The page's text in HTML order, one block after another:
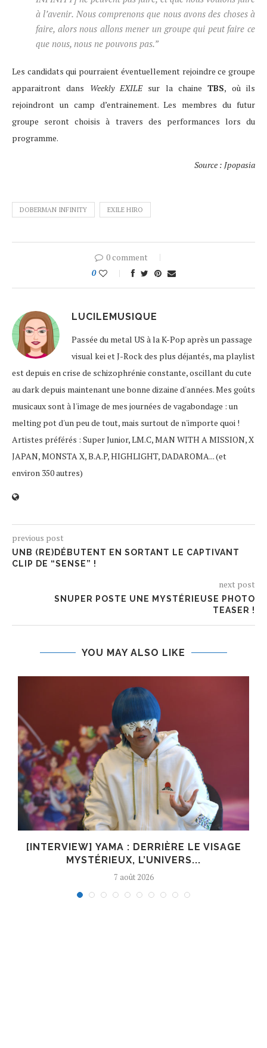
à l’avenir. Nous comprenons que nous avons des choses à
faire, alors nous allons mener un groupe qui peut faire ce
que nous, nous ne pouvons pas.”
Les candidats qui pourraient éventuellement rejoindre ce groupe
apparaitront dans Weekly EXILEsur la chaineTBS, où ils
rejoindront un camp d’entrainement. Les membres du futur
groupe seront choisis à travers des performances lors du
programme.
Source : Jpopasia
DOBERMAN INFINITY EXILE HIRO
0 comment
0
LUCILEMUSIQUE
Passée du metal US à la K-Pop après un passage
visual kei et J-Rock des plus déjantés, ma playlist
est depuis en crise de schizophrénie constante, oscillant du cute
au dark depuis maintenant une bonne dizaine d'années. Mes goûts
musicaux sont à l'image de mes journées de vagabondage : un
melting pot d'un peu de tout, mais surtout de n'importe quoi !
Artistes préférés : Super Junior, LM.C, MAN WITH A MISSION, X
JAPAN, MONSTA X, B.A.P, HIGHLIGHT, DADAROMA... (et
environ 350 autres)
previous post
UNB (RE)DÉBUTENT EN SORTANT LE CAPTIVANT
CLIP DE “SENSE” !
next post
SNUPER POSTE UNE MYSTÉRIEUSE PHOTO
TEASER !
YOU MAY ALSO LIKE
[INTERVIEW] YAMA : DERRIÈRE LE VISAGE
MYSTÉRIEUX, L’UNIVERS...
7 août 2026